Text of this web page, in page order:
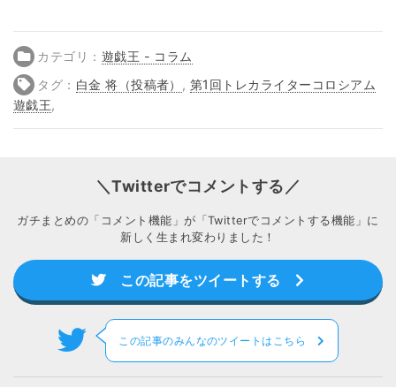
カテゴリ： 遊戯王 - コラム
タグ： 白金 将（投稿者） , 第1回トレカライターコロシアム
遊戯王,
＼Twitterでコメントする／
ガチまとめの「コメント機能」が「Twitterでコメントする機能」に
新しく生まれ変わりました！
この記事をツイートする
この記事のみんなのツイートはこちら